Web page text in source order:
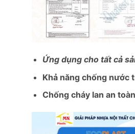
Ứng dụng cho tất cả
Khả năng chống nước
Chống cháy lan an toàn